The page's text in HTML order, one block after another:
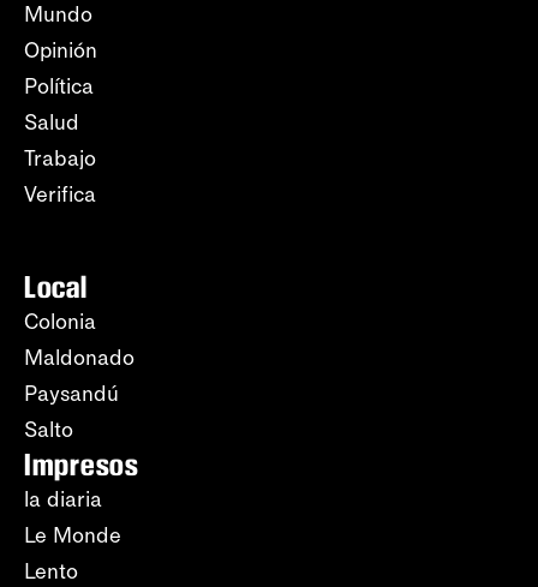
Mundo
Opinión
Política
Salud
Trabajo
Verifica
Local
Colonia
Maldonado
Paysandú
Salto
Impresos
la diaria
Le Monde
Lento